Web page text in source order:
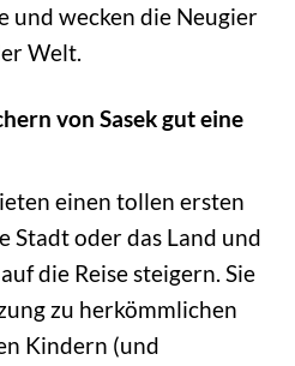
und wecken die Neugier
Welt.
von Sasek gut eine
einen tollen ersten
Stadt oder das Land und
die Reise steigern. Sie
zu herkömmlichen
Kindern (und